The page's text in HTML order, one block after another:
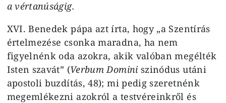
a vértanúságig.
XVI. Benedek pápa azt írta, hogy „a Szentírás
értelmezése csonka maradna, ha nem
figyelnénk oda azokra, akik valóban megélték
Isten szavát” (Verbum Domini szinódus utáni
apostoli buzdítás, 48); mi pedig szeretnénk
megemlékezni azokról a testvéreinkről és